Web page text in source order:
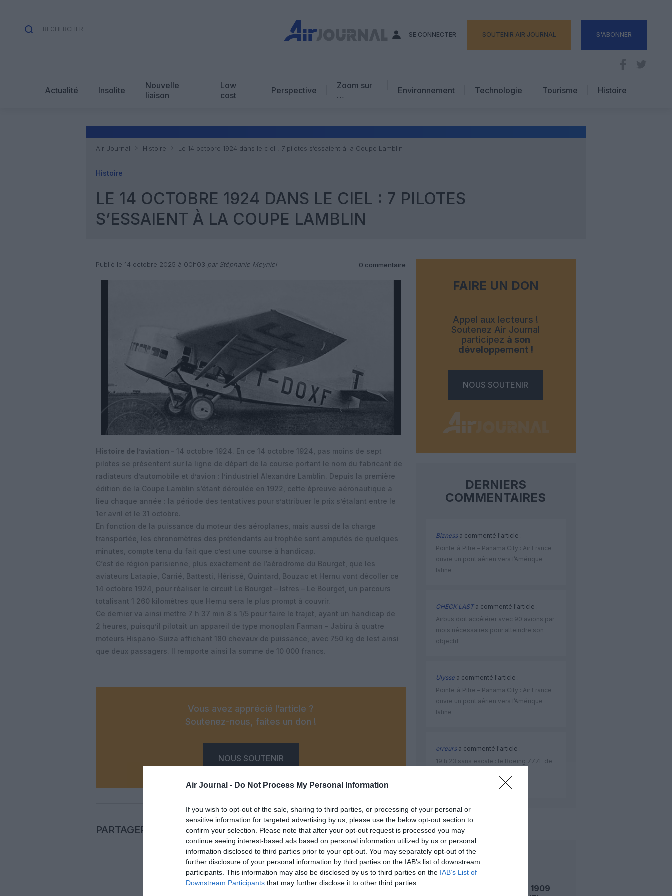
Air Journal - Do Not Process My Personal Information
If you wish to opt-out of the sale, sharing to third parties, or processing of your personal or
sensitive information for targeted advertising by us, please use the below opt-out section to
confirm your selection. Please note that after your opt-out request is processed you may
continue seeing interest-based ads based on personal information utilized by us or personal
information disclosed to third parties prior to your opt-out. You may separately opt-out of the
further disclosure of your personal information by third parties on the IAB’s list of downstream
participants. This information may also be disclosed by us to third parties on the IAB’s List of
Downstream Participants that may further disclose it to other third parties.
SE CONNECTER SOUTENIR AIR JOURNAL S'ABONNER
Actualité Insolite
Nouvelle
liaison
Low
cost
Perspective
Zoom sur
…
Avis d’expert
Environnement Technologie
Tourisme
Hôtellerie
Histoire
Air Journal Histoire Le 14 octobre 1924 dans le ciel : 7 pilotes s’essaient à la Coupe Lamblin
Histoire
LE 14 OCTOBRE 1924 DANS LE CIEL : 7 PILOTES
S’ESSAIENT À LA COUPE LAMBLIN
Publié le 14 octobre 2025 à 00h03 par Stéphanie Meyniel 0 commentaire
Histoire de l’aviation – 14 octobre 1924. En ce 14 octobre 1924, pas moins de sept
pilotes se présentent sur la ligne de départ de la course portant le nom du fabricant de
radiateurs d’automobile et d’avion : l’industriel Alexandre Lamblin. Depuis la première
édition de la Coupe Lamblin s’étant déroulée en 1922, cette épreuve aéronautique a
lieu chaque année : la période des tentatives pour s’attribuer le prix s’étalant entre le
1er avril et le 31 octobre.
En fonction de la puissance du moteur des aéroplanes, mais aussi de la charge
transportée, les chronomètres des prétendants au trophée sont amputés de quelques
minutes, compte tenu du fait que c’est une course à handicap.
C’est de région parisienne, plus exactement de l’aérodrome du Bourget, que les
aviateurs Latapie, Carrié, Battesti, Hérissé, Quintard, Bouzac et Hernu vont décoller ce
14 octobre 1924, pour réaliser le circuit Le Bourget – Istres – Le Bourget, un parcours
totalisant 1 260 kilomètres que Hernu sera le plus prompt à couvrir.
Ce dernier va ainsi mettre 7 h 37 min 8 s 1/5 pour faire le trajet, ayant un handicap de
2 heures, puisqu’il pilotait un appareil de type monoplan Farman – Jabiru à quatre
moteurs Hispano-Suiza affichant 180 chevaux de puissance, avec 750 kg de lest ainsi
que deux passagers. Il remporte ainsi la somme de 10 000 francs.
Vous avez apprécié l’article ?
Soutenez-nous, faites un don !
NOUS SOUTENIR
PARTAGER L'ARTICLE
FacebookTwitterPinterestLinkedInEmail Print
FAIRE UN DON
Appel aux lecteurs !
Soutenez Air Journal
participez à son
développement !
NOUS SOUTENIR
DERNIERS
COMMENTAIRES
Biznessa commenté l'article :
Pointe‑à‑Pitre – Panama City : Air France
ouvre un pont aérien vers l’Amérique
latine
CHECK LASTa commenté l'article :
Airbus doit accélérer avec 90 avions par
mois nécessaires pour atteindre son
objectif
Ulyssea commenté l'article :
Pointe‑à‑Pitre – Panama City : Air France
ouvre un pont aérien vers l’Amérique
latine
erreursa commenté l'article :
19 h 23 sans escale : le Boeing 777F de
histoire de l'aviation
LIRE AUSSI
LE 7 AOÛT 1909